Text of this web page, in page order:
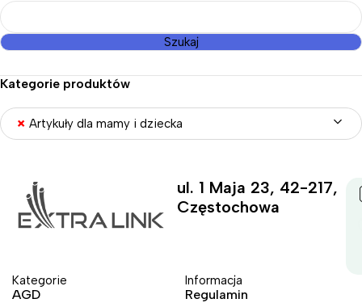
Szukaj
Kategorie produktów
× Artykuły dla mamy i dziecka
ul. 1 Maja 23, 42-217,
Częstochowa
Kategorie
AGD
Informacja
Regulamin